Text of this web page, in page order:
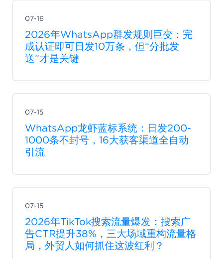
07-16
2026年WhatsApp群发规则巨变：完
成认证即可日发10万条，但“分批发
送”才是关键
07-15
WhatsApp龙虾蓝标系统：日发200-
1000条不封号，16大获客渠道全自动
引流
07-15
2026年TikTok搜索流量爆发：搜索广
告CTR提升38%，三大场域重构流量格
局，外贸人如何抓住这波红利？